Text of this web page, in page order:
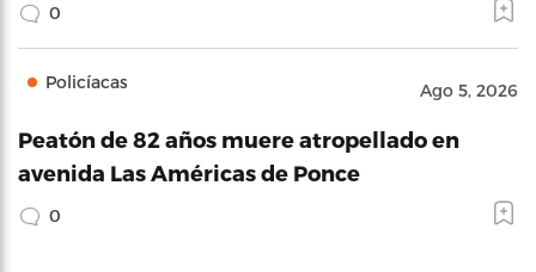
0
Policíacas Ago 5, 2026
Peatón de 82 años muere atropellado en
avenida Las Américas de Ponce
0